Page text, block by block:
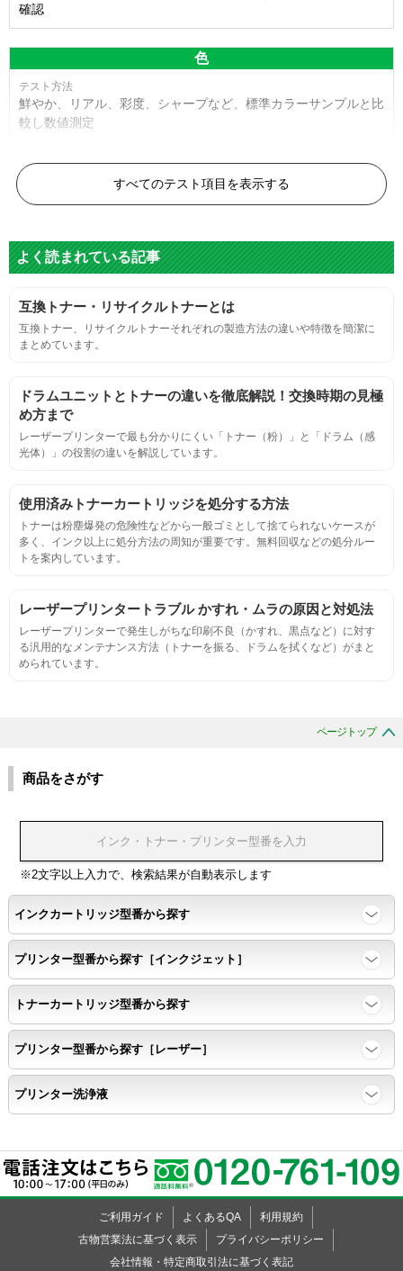
確認
色
鮮やか、リアル、彩度、シャープなど、標準カラーサンプルと比
較し数値測定
グレースケール
目視検査にて数値測定
連続印刷時の安定した印刷枚数測定
定着度
摩擦試験機で濃度値を測定
適合性
生涯印刷
印刷耐久性
ページ印刷可能枚数・連続印刷時の安定性・経時変化の影響の確
認
寿命レポート
ページ収量、1,000ページあたりのパウダー消費量、転写率、
SAD値を計測
落下試験
外観
粉漏れや損傷箇所はないか目視確認
すべてのテスト項目を表示する
よく読まれている記事
互換トナー・リサイクルトナーとは
互換トナー、リサイクルトナーそれぞれの製造方法の違いや特徴を簡潔に
まとめています。
ドラムユニットとトナーの違いを徹底解説！交換時期の見極
め方まで
レーザープリンターで最も分かりにくい「トナー（粉）」と「ドラム（感
光体）」の役割の違いを解説しています。
使用済みトナーカートリッジを処分する方法
トナーは粉塵爆発の危険性などから一般ゴミとして捨てられないケースが
多く、インク以上に処分方法の周知が重要です。無料回収などの処分ルー
トを案内しています。
レーザープリンタートラブル かすれ・ムラの原因と対処法
レーザープリンターで発生しがちな印刷不良（かすれ、黒点など）に対す
る汎用的なメンテナンス方法（トナーを振る、ドラムを拭くなど）がまと
められています。
ページトップ
商品をさがす
※2文字以上入力で、検索結果が自動表示します
インクカートリッジ型番から探す
プリンター型番から探す［インクジェット］
トナーカートリッジ型番から探す
プリンター型番から探す［レーザー］
プリンター洗浄液
ご利用ガイド よくあるQA
利用規約
古物営業法に基づく表示
プライバシーポリシー
会社情報・特定商取引法に基づく表記